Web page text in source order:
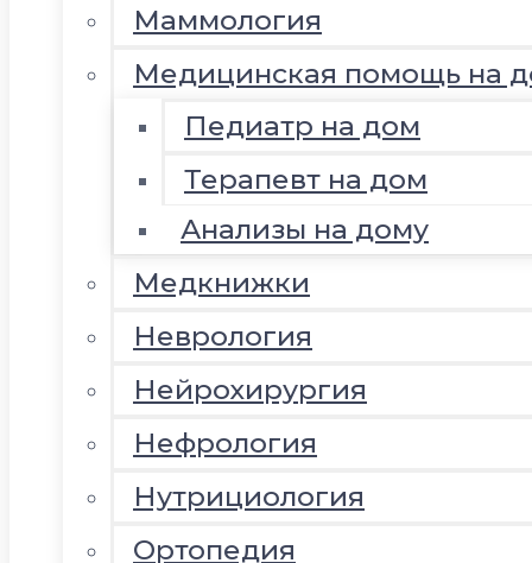
Маммология
Медицинская помощь на
Педиатр на дом
Терапевт на дом
Анализы на дому
Медкнижки
Неврология
Нейрохирургия
Нефрология
Нутрициология
Ортопедия